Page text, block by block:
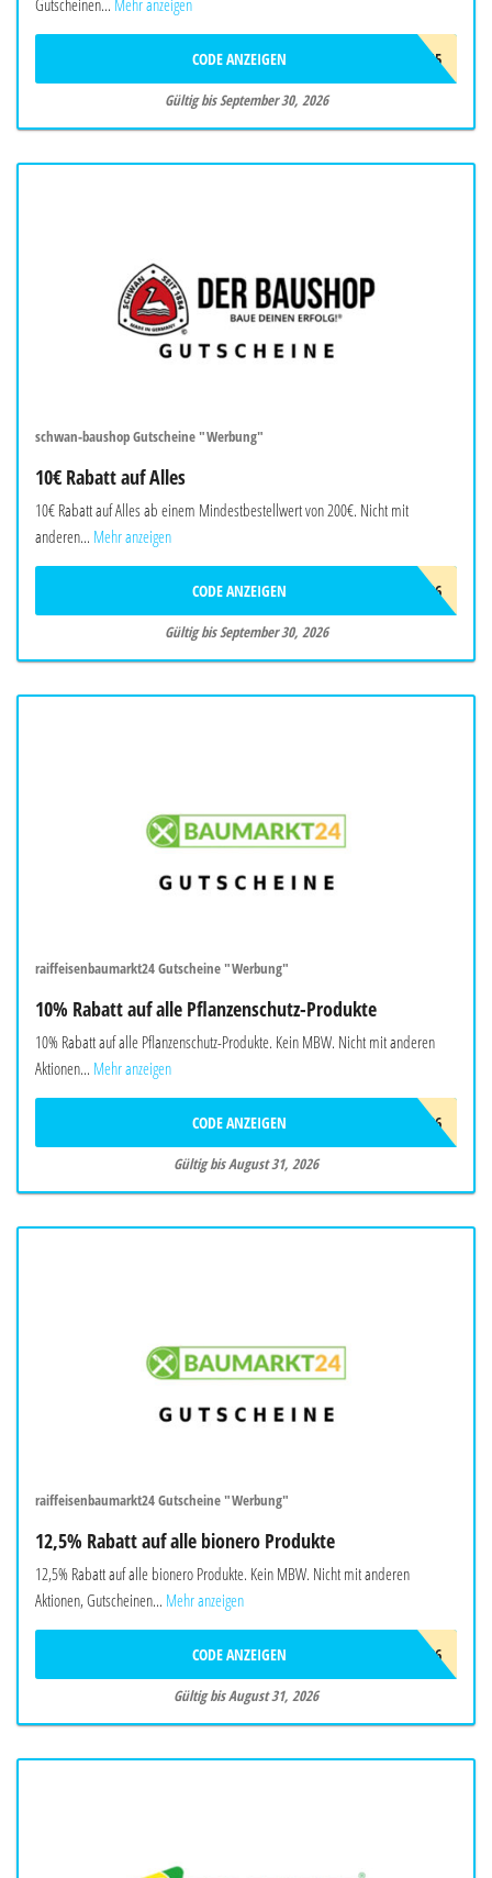
CELLFAST15
CODE ANZEIGEN
Gültig bis September 30, 2026
schwan-baushop Gutscheine "Werbung"
10€ Rabatt auf Alles
10€ Rabatt auf Alles ab einem Mindestbestellwert von 200€. Nicht mit
anderen... Mehr anzeigen
SBSOMMER26
CODE ANZEIGEN
Gültig bis September 30, 2026
raiffeisenbaumarkt24 Gutscheine "Werbung"
10% Rabatt auf alle Pflanzenschutz-Produkte
10% Rabatt auf alle Pflanzenschutz-Produkte. Kein MBW. Nicht mit anderen
Aktionen... Mehr anzeigen
20SOMMER26
CODE ANZEIGEN
Gültig bis August 31, 2026
raiffeisenbaumarkt24 Gutscheine "Werbung"
12,5% Rabatt auf alle bionero Produkte
12,5% Rabatt auf alle bionero Produkte. Kein MBW. Nicht mit anderen
Aktionen, Gutscheinen... Mehr anzeigen
BIONERO26
CODE ANZEIGEN
Gültig bis August 31, 2026